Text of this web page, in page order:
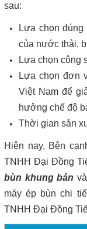
sau:
Lựa chọn
của nước thải,
Lựa chọn công
Lựa chọn đơn
Việt Nam để
hưởng chế độ
Thời gian sản
Hiện nay, Bên
TNHH Đại Đồng
bùn khung bản
máy ép bùn chi
TNHH Đại Đồng